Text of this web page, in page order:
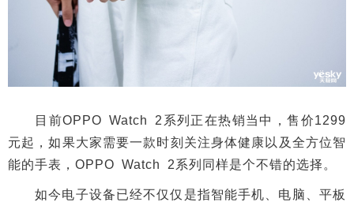
目前OPPO Watch 2系列正在热销当中，售价1299
元起，如果大家需要一款时刻关注身体健康以及全方位智
能的手表，OPPO Watch 2系列同样是个不错的选择。
如今电子设备已经不仅仅是指智能手机、电脑、平板